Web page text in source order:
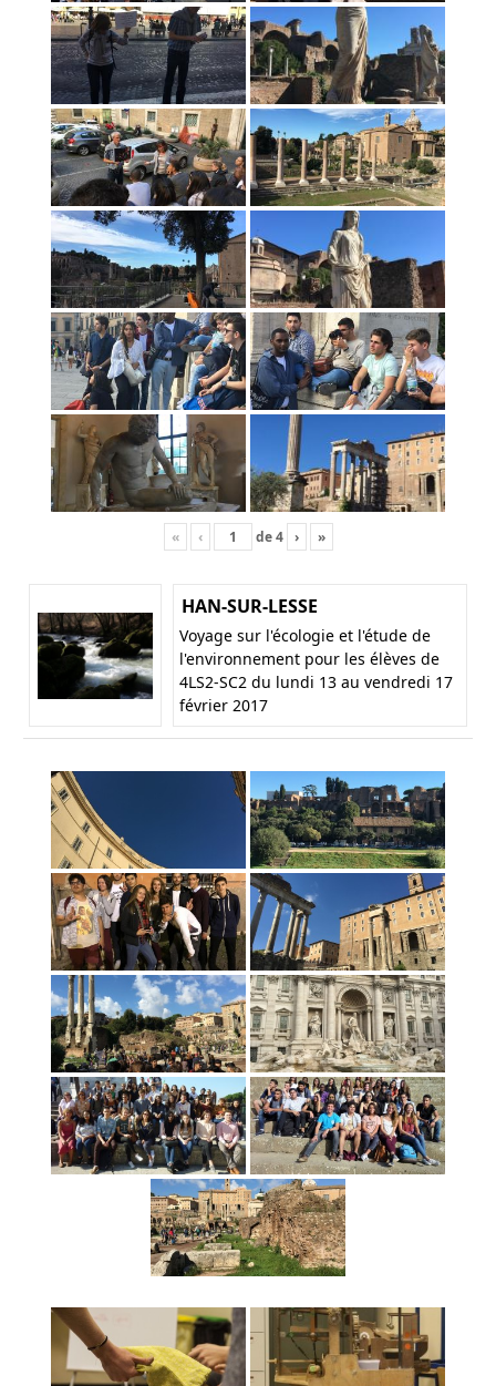
« ‹ de4 › »
HAN-SUR-LESSE
Voyage sur l'écologie et l'étude de
l'environnement pour les élèves de
4LS2-SC2 du lundi 13 au vendredi 17
février 2017